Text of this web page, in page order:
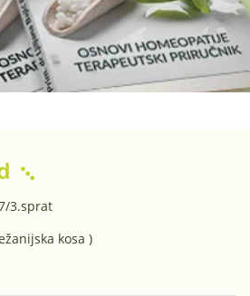
3.sprat
kosa )